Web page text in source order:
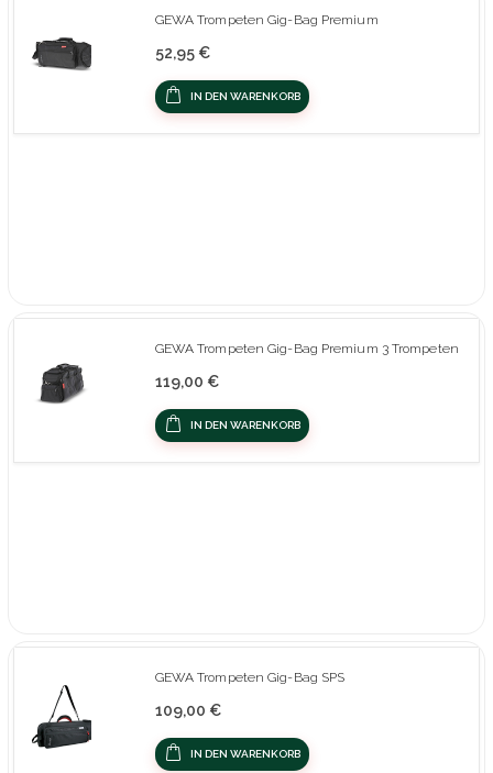
GEWA Trompeten Gig-Bag Premium
52,95 €
IN DEN WARENKORB
GEWA Trompeten Gig-Bag Premium 3 Trompeten
119,00 €
IN DEN WARENKORB
GEWA Trompeten Gig-Bag SPS
109,00 €
IN DEN WARENKORB